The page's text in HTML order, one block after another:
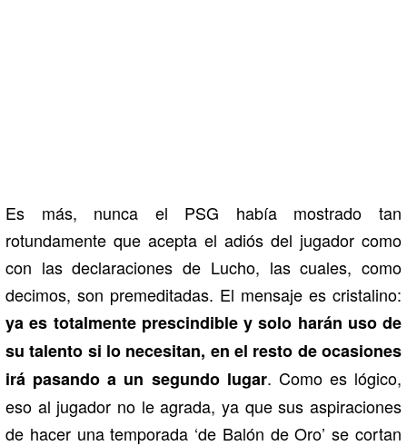
Es más, nunca el PSG había mostrado tan
rotundamente que acepta el adiós del jugador como
con las declaraciones de Lucho, las cuales, como
decimos, son premeditadas. El mensaje es cristalino:
ya es totalmente prescindible y solo harán uso de
su talento si lo necesitan, en el resto de ocasiones
irá pasando a un segundo lugar. Como es lógico,
eso al jugador no le agrada, ya que sus aspiraciones
de hacer una temporada ‘de Balón de Oro’ se cortan